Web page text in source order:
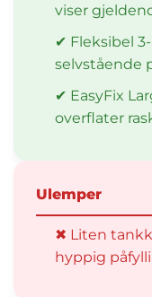
viser
✔ Fleksibel
selvstående
✔ EasyFix
overflater
Ulemper
✖ Liten
hyppig